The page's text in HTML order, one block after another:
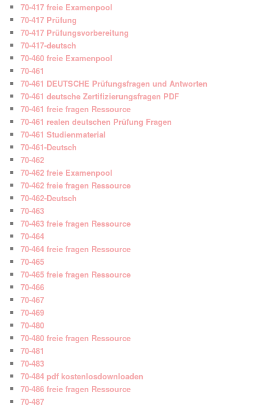
70-417 freie Examenpool
70-417 Prüfung
70-417 Prüfungsvorbereitung
70-417-deutsch
70-460 freie Examenpool
70-461
70-461 DEUTSCHE Prüfungsfragen und Antworten
70-461 deutsche Zertifizierungsfragen PDF
70-461 freie fragen Ressource
70-461 realen deutschen Prüfung Fragen
70-461 Studienmaterial
70-461-Deutsch
70-462
70-462 freie Examenpool
70-462 freie fragen Ressource
70-462-Deutsch
70-463
70-463 freie fragen Ressource
70-464
70-464 freie fragen Ressource
70-465
70-465 freie fragen Ressource
70-466
70-467
70-469
70-480
70-480 freie fragen Ressource
70-481
70-483
70-484 pdf kostenlosdownloaden
70-486 freie fragen Ressource
70-487